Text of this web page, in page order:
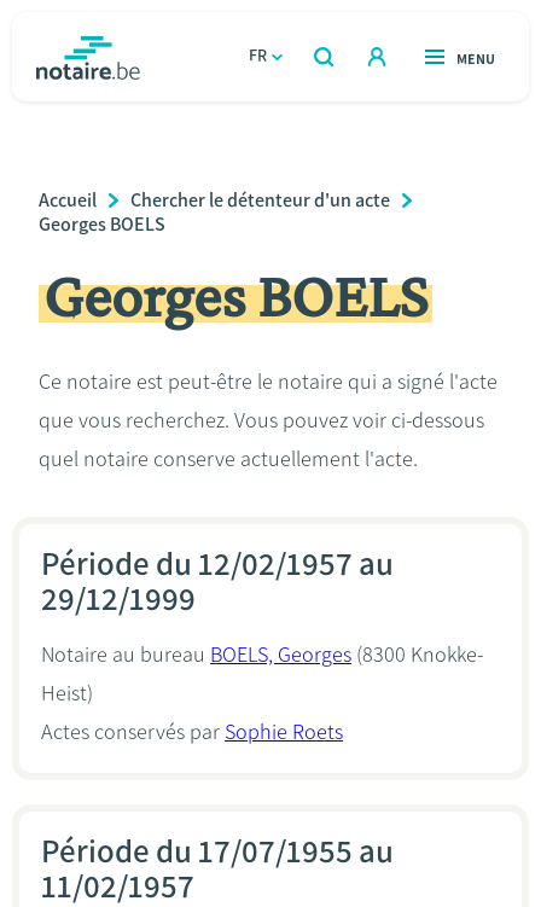
FR
OUVERT
RECHERCHER
OUVERT
MENU
Relations et vivre ensemble
Héritage et donations
Le notaire
Breadcrumb
Accueil
Chercher le détenteur d'un acte
Georges BOELS
Georges BOELS
Ce notaire est peut-être le notaire qui a signé l'acte
que vous recherchez. Vous pouvez voir ci-dessous
quel notaire conserve actuellement l'acte.
Période du 12/02/1957 au
29/12/1999
Notaire au bureau BOELS, Georges (8300 Knokke-
Heist)
Actes conservés par Sophie Roets
Période du 17/07/1955 au
11/02/1957